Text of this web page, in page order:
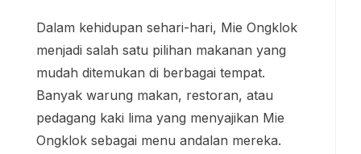
Dalam kehidupan sehari-hari, Mie Ongklok
menjadi salah satu pilihan makanan yang
mudah ditemukan di berbagai tempat.
Banyak warung makan, restoran, atau
pedagang kaki lima yang menyajikan Mie
Ongklok sebagai menu andalan mereka.